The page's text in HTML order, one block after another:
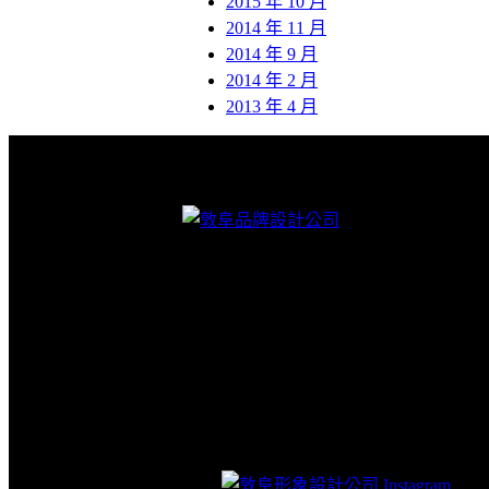
2014 年 11 月
2014 年 9 月
2014 年 2 月
2013 年 4 月